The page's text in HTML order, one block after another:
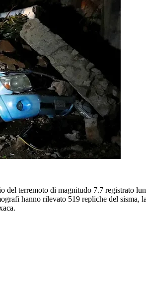
terremoto di magnitudo 7.7 registrato
hanno rilevato 519 repliche del